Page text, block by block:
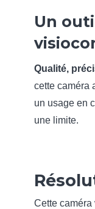
Un
Qualité,
cette caméra
un usage en
une limite.
Cette caméra